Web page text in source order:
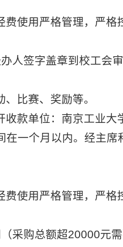
使用严格管理，严
人签字盖章到校工会审
比赛、奖励等。
款单位：南京工业大
一个月以内。经主
使用严格管理，严
采购总额超20000元